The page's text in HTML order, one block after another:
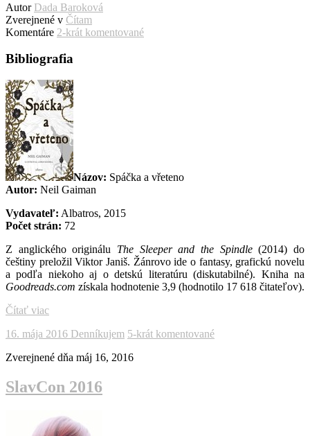
Autor Dada Baroková
Zverejnené v Čítam
Komentáre 2-krát komentované
Bibliografia
Názov: Spáčka a vřeteno
Autor: Neil Gaiman
Vydavateľ: Albatros, 2015
Počet strán: 72
Z anglického originálu The Sleeper and the Spindle(2014) do
češtiny preložil Viktor Janiš. Žánrovo ide o fantasy, grafickú novelu
a podľa niekoho aj o detskú literatúru (diskutabilné). Kniha na
Goodreads.com získala hodnotenie 3,9 (hodnotilo 17 618 čitateľov).
Čítať viac
16. mája 2016 Denníkujem 5-krát komentované
Zverejnené dňa máj 16, 2016
SlavCon 2016